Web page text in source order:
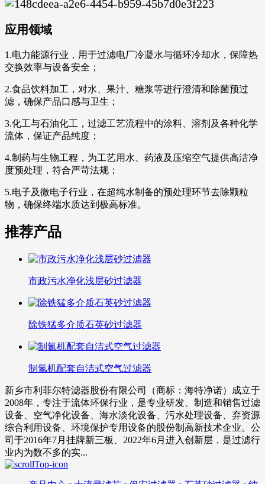
应用领域
1.电力能源行业，用于过滤电厂冷凝水与循环冷却水，保障热
交换效率与设备安全；
2.食品饮料加工，对水、果汁、糖浆等进行澄清和除菌预过
滤，确保产品口感与卫生；
3.化工与石油化工，过滤工艺流程中的涂料、溶剂及各种化学
流体，保证产品纯度；
4.制药与生物工程，为工艺用水、药液及压缩空气提供高洁净
度预处理，符合严苛法规；
5.电子及微电子行业，在超纯水制备的预处理环节去除颗粒
物，确保终端水质达到极高标准。
推荐产品
市政污水净化浅层砂过滤器
除铁猛多介质石英砂过滤器
制氮机配套自洁式空气过滤器
新乡市利菲尔特滤器股份有限公司（商标：海特净诺）成立于
2008年，专注于流体环保行业，是专业研发、制造和销售过滤
设备、空气净化设备、海水淡化设备、污水处理设备、弃资源
综合利用设备、环境保护专用设备的股份制高新技术企业。公
司于2016年7月挂牌新三板、2022年6月进入创新层，是过滤行
业内为数不多的实...